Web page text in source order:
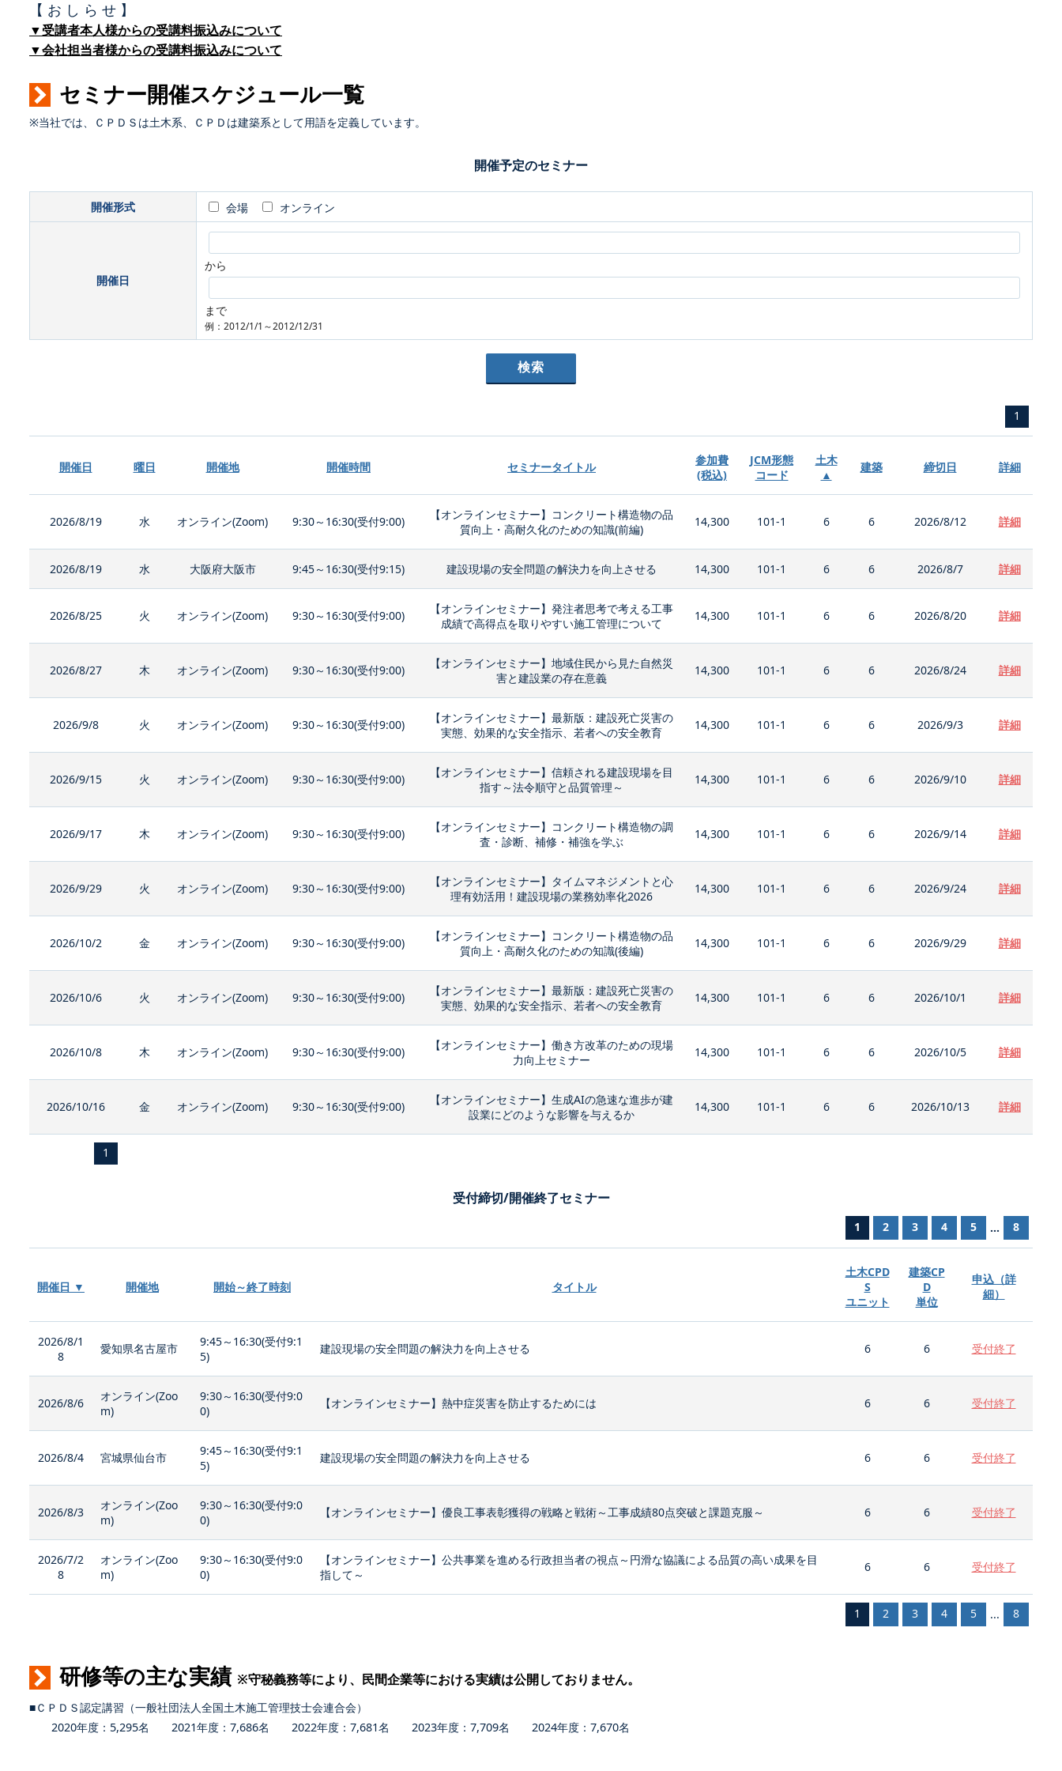
【 お し ら せ 】
▼受講者本人様からの受講料振込みについて
▼会社担当者様からの受講料振込みについて
セミナー開催スケジュール一覧
※当社では、ＣＰＤＳは土木系、ＣＰＤは建築系として用語を定義しています。
開催予定のセミナー
開催形式 会場 オンライン
開催日
から
まで
例：2012/1/1～2012/12/31
1
開催日 曜日 開催地 開催時間 セミナータイトル
参加費
(税込)
JCM形態
コード
土木
▲
建築 締切日 詳細
2026/8/19 水 オンライン(Zoom) 9:30～16:30(受付9:00)
【オンラインセミナー】コンクリート構造物の品
質向上・高耐久化のための知識(前編)
14,300 101-1 6 6 2026/8/12 詳細
2026/8/19 水 大阪府大阪市 9:45～16:30(受付9:15) 建設現場の安全問題の解決力を向上させる 14,300 101-1 6 6 2026/8/7 詳細
2026/8/25 火 オンライン(Zoom) 9:30～16:30(受付9:00)
【オンラインセミナー】発注者思考で考える工事
成績で高得点を取りやすい施工管理について
14,300 101-1 6 6 2026/8/20 詳細
2026/8/27 木 オンライン(Zoom) 9:30～16:30(受付9:00)
【オンラインセミナー】地域住民から見た自然災
害と建設業の存在意義
14,300 101-1 6 6 2026/8/24 詳細
2026/9/8 火 オンライン(Zoom) 9:30～16:30(受付9:00)
【オンラインセミナー】最新版：建設死亡災害の
実態、効果的な安全指示、若者への安全教育
14,300 101-1 6 6 2026/9/3 詳細
2026/9/15 火 オンライン(Zoom) 9:30～16:30(受付9:00)
【オンラインセミナー】信頼される建設現場を目
指す～法令順守と品質管理～
14,300 101-1 6 6 2026/9/10 詳細
2026/9/17 木 オンライン(Zoom) 9:30～16:30(受付9:00)
【オンラインセミナー】コンクリート構造物の調
査・診断、補修・補強を学ぶ
14,300 101-1 6 6 2026/9/14 詳細
2026/9/29 火 オンライン(Zoom) 9:30～16:30(受付9:00)
【オンラインセミナー】タイムマネジメントと心
理有効活用！建設現場の業務効率化2026
14,300 101-1 6 6 2026/9/24 詳細
2026/10/2 金 オンライン(Zoom) 9:30～16:30(受付9:00)
【オンラインセミナー】コンクリート構造物の品
質向上・高耐久化のための知識(後編)
14,300 101-1 6 6 2026/9/29 詳細
2026/10/6 火 オンライン(Zoom) 9:30～16:30(受付9:00)
【オンラインセミナー】最新版：建設死亡災害の
実態、効果的な安全指示、若者への安全教育
14,300 101-1 6 6 2026/10/1 詳細
2026/10/8 木 オンライン(Zoom) 9:30～16:30(受付9:00)
【オンラインセミナー】働き方改革のための現場
力向上セミナー
14,300 101-1 6 6 2026/10/5 詳細
2026/10/16 金 オンライン(Zoom) 9:30～16:30(受付9:00)
【オンラインセミナー】生成AIの急速な進歩が建
設業にどのような影響を与えるか
14,300 101-1 6 6 2026/10/13 詳細
1
受付締切/開催終了セミナー
1 2 3 4 5 ... 8
開催日 ▼ 開催地 開始～終了時刻 タイトル
土木CPD
S
ユニット
建築CP
D
単位
申込（詳
細）
2026/8/1
8
愛知県名古屋市
9:45～16:30(受付9:1
5)
建設現場の安全問題の解決力を向上させる 6 6 受付終了
2026/8/6
オンライン(Zoo
m)
9:30～16:30(受付9:0
0)
【オンラインセミナー】熱中症災害を防止するためには 6 6 受付終了
2026/8/4 宮城県仙台市
9:45～16:30(受付9:1
5)
建設現場の安全問題の解決力を向上させる 6 6 受付終了
2026/8/3
オンライン(Zoo
m)
9:30～16:30(受付9:0
0)
【オンラインセミナー】優良工事表彰獲得の戦略と戦術～工事成績80点突破と課題克服～ 6 6 受付終了
2026/7/2
8
オンライン(Zoo
m)
9:30～16:30(受付9:0
0)
【オンラインセミナー】公共事業を進める行政担当者の視点～円滑な協議による品質の高い成果を目
指して～
6 6 受付終了
1 2 3 4 5 ... 8
研修等の主な実績 ※守秘義務等により、民間企業等における実績は公開しておりません。
■ＣＰＤＳ認定講習（一般社団法人全国土木施工管理技士会連合会）
2020年度：5,295名 2021年度：7,686名 2022年度：7,681名 2023年度：7,709名 2024年度：7,670名